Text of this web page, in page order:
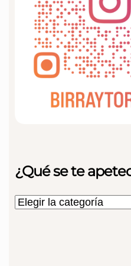
¿Qué se te